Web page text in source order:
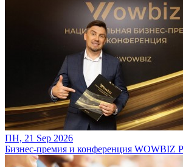
ПН, 21 Sep 2026
Бизнес-премия и конференция WOWBIZ